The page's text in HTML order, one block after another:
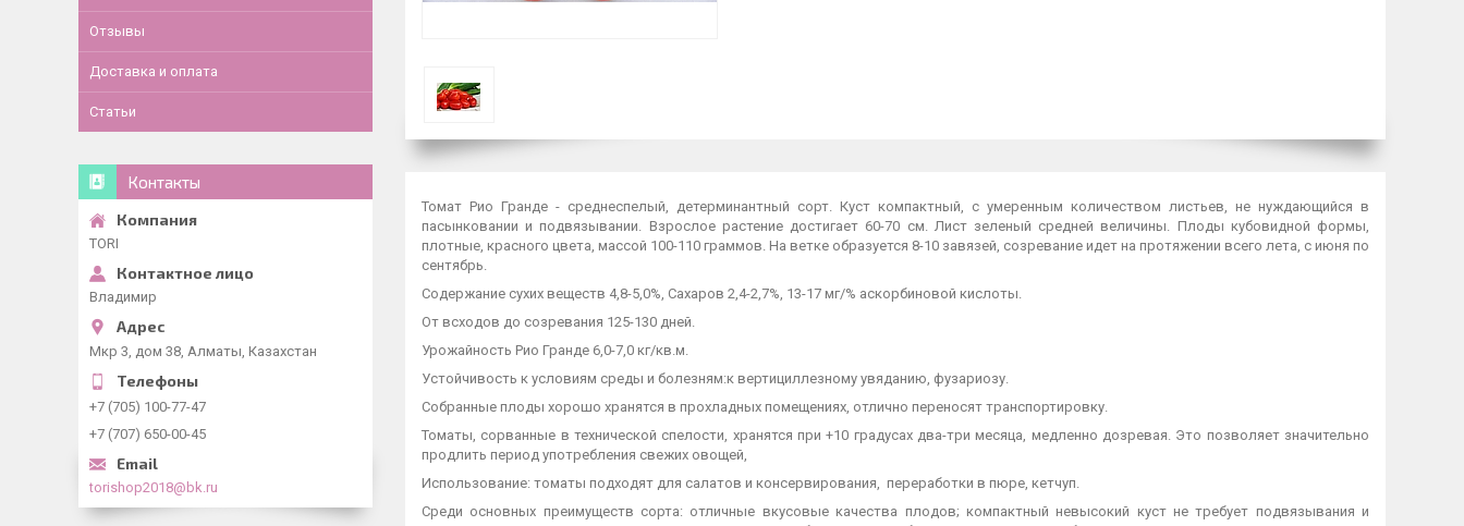
Томат Рио Гранде - среднеспелый, детерминантный сорт. Куст компактный, с умеренным количеством листьев, не нуждающийся в
пасынковании и подвязывании. Взрослое растение достигает 60-70 см. Лист зеленый средней величины. Плоды кубовидной формы,
плотные, красного цвета, массой 100-110 граммов. На ветке образуется 8-10 завязей, созревание идет на протяжении всего лета, с июня по
сентябрь.
Содержание сухих веществ 4,8-5,0%, Сахаров 2,4-2,7%, 13-17 мг/% аскорбиновой кислоты.
От всходов до созревания 125-130 дней.
Урожайность Рио Гранде 6,0-7,0 кг/кв.м.
Устойчивость к условиям среды и болезням:к вертициллезному увяданию, фузариозу.
Собранные плоды хорошо хранятся в прохладных помещениях, отлично переносят транспортировку.
Томаты, сорванные в технической спелости, хранятся при +10 градусах два-три месяца, медленно дозревая. Это позволяет значительно
продлить период употребления свежих овощей,
Использование: томаты подходят для салатов и консервирования, переработки в пюре, кетчуп.
Среди основных преимуществ сорта: отличные вкусовые качества плодов; компактный невысокий куст не требует подвязывания и
Отзывы
Доставка и оплата
Статьи
Контакты
TORI
Владимир
Мкр 3, дом 38, Алматы, Казахстан
+7 (705) 100-77-47
+7 (707) 650-00-45
torishop2018@bk.ru